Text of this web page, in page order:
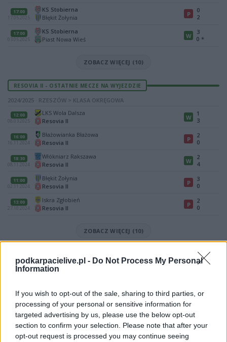
podkarpacielive.pl - Do Not Process My Personal
Information
If you wish to opt-out of the sale, sharing to third parties, or
processing of your personal or sensitive information for
targeted advertising by us, please use the below opt-out
section to confirm your selection. Please note that after your
opt-out request is processed you may continue seeing
17:00
17.05.2025
KS Stobierna
Błękit Żołynia
P
0
2
17:00
03.05.2025
KS Stobierna
Piast Nowa Wieś
W
3
0 *
ZOBACZ WIĘCEJ (10)
RESOVIA II - OSTATNIE MECZE NA WYJEZDZIE
2024/2025 · RZESZÓW > KLASA OKRĘGOWA
12:00
08.03.2025
LKS Wola Dalsza
Resovia II
W
1
3
16:00
16.11.2024
Błażowianka Błażowa
Resovia II
P
2
0
18:30
08.11.2024
Włókniarz Rakszawa
Resovia II
W
2
4
11:00
02.11.2024
Błękit Żołynia
Resovia II
P
3
0
13:00
27.10.2024
Iskra Zgłobień
Resovia II
P
2
0
ZOBACZ WIĘCEJ (10)
Spotkanie pomiędzyKS Stobierna i Resovia IIrozegrane zostanie w
ramach Rzeszów > Klasa Okręgowa (5. kolejki - Rzeszów > Klasa
Na stroniePodkarpacieLive.pl znajdzieszwynik meczu, strzelców
bramek, kartki, składy, statystyki i informacje o przebiegu
spotkania. To kompletne źródło danych dla kibiców i pasjonatów
lokalnej piłki nożnej. Jeżeli aktualnie nie widzisz tutaj danych z pewnością
pracujemy nad tym żeby je uzupełnić.